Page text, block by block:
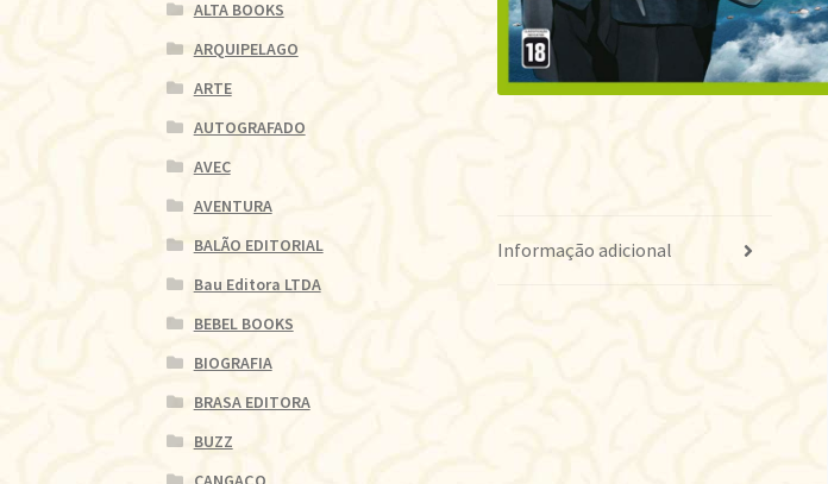
Informação adicional
ALTA BOOKS
ARQUIPELAGO
ARTE
AUTOGRAFADO
AVEC
AVENTURA
BALÃO EDITORIAL
Bau Editora LTDA
BEBEL BOOKS
BIOGRAFIA
BRASA EDITORA
BUZZ